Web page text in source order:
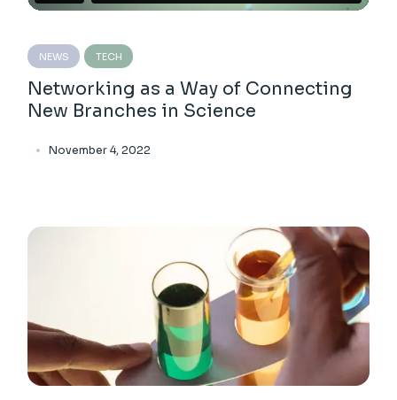
NEWS TECH
Networking as a Way of Connecting
New Branches in Science
November 4, 2022